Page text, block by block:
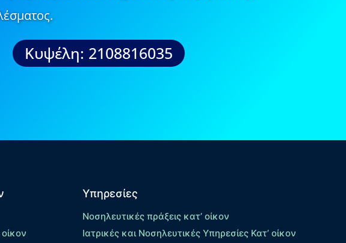
Κυψέλη: 2108816035
Υπηρεσίες
Νοσηλευτικές πράξεις κατ’ οίκον
Ιατρικές και Νοσηλευτικές Υπηρεσίες Κατ’ οίκον